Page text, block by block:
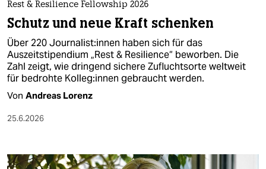
wahrheit
verlag
verlag
veranstaltungen
shop
unterstützen
Rest & Resilience Fellowship 2026
Schutz und neue Kraft schenken
Über 220 Jour­na­lis­t:in­nen haben sich für das
Auszeitstipendium „Rest & Resilience“ beworben. Die
Zahl zeigt, wie dringend sichere Zufluchtsorte weltweit
für bedrohte Kolleg:innen gebraucht werden.
Von Andreas Lorenz
25.6.2026